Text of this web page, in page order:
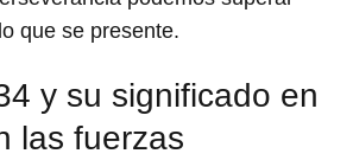
que se presente.
y su significado en
las fuerzas